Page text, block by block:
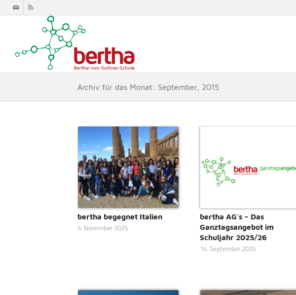
Archiv für das Monat: September, 2015
bertha begegnet Italien
5. November 2025
bertha AG`s – Das
Ganztagsangebot im
Schuljahr 2025/26
14. September 2025